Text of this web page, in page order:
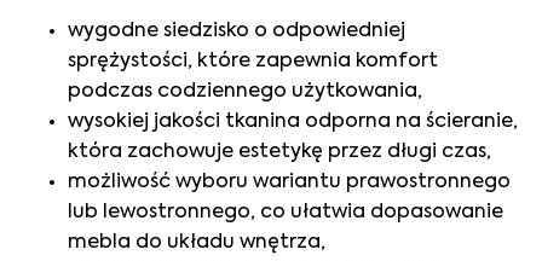
wygodne siedzisko o odpowiedniej
sprężystości, które zapewnia komfort
podczas codziennego użytkowania,
wysokiej jakości tkanina odporna na ścieranie,
która zachowuje estetykę przez długi czas,
możliwość wyboru wariantu prawostronnego
lub lewostronnego, co ułatwia dopasowanie
mebla do układu wnętrza,